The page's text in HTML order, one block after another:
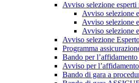
Avviso selezione esperti
Avviso selezione
Avviso selezione
Avviso selezione
Avviso selezione
Programma
Bando per
Avviso per
Bando di gara a